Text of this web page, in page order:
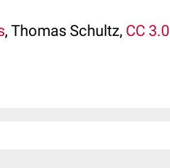
, Thomas Schultz, CC 3.0